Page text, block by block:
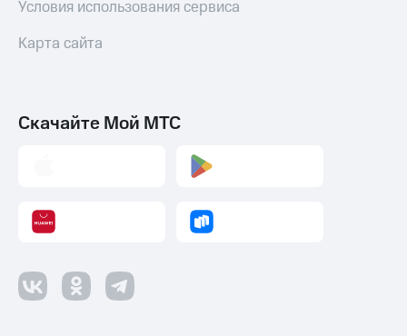
Условия использования сервиса
Карта сайта
Скачайте Мой МТС